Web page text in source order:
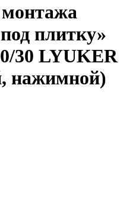
плитку»
30 LYUKER
нажимной)